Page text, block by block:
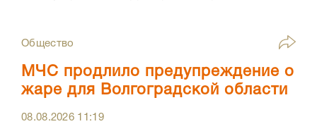
Общество
МЧС продлило предупреждение о
жаре для Волгоградской области
08.08.2026 11:19